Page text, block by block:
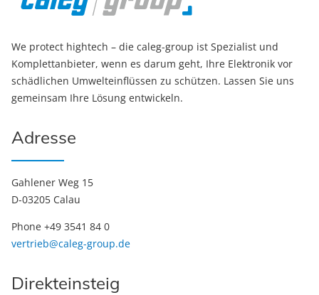
We protect hightech – die caleg-group ist Spezialist und
Komplettanbieter, wenn es darum geht, Ihre Elektronik vor
schädlichen Umwelteinflüssen zu schützen. Lassen Sie uns
gemeinsam Ihre Lösung entwickeln.
Adresse
Gahlener Weg 15
D-03205 Calau
Phone +49 3541 84 0
vertrieb@caleg-group.de
Direkteinsteig